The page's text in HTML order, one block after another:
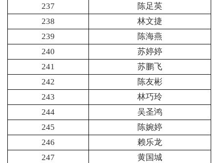
237
陈足英
238
林文捷
239
陈海燕
240
苏婷婷
241
苏鹏飞
242
陈友彬
243
林巧玲
244
吴圣鸿
245
陈婉婷
246
赖乐龙
247
黄国城